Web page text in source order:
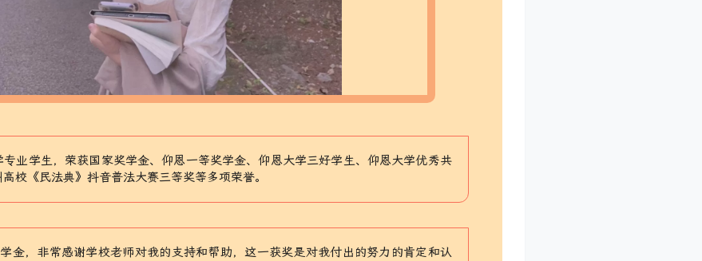
业学生，荣获国家奖学金、仰恩一等奖学金、仰恩大学三好学生、仰恩大学优秀共
校《民法典》抖音普法大赛三等奖等多项荣誉。
金，非常感谢学校老师对我的支持和帮助，这一获奖是对我付出的努力的肯定和认